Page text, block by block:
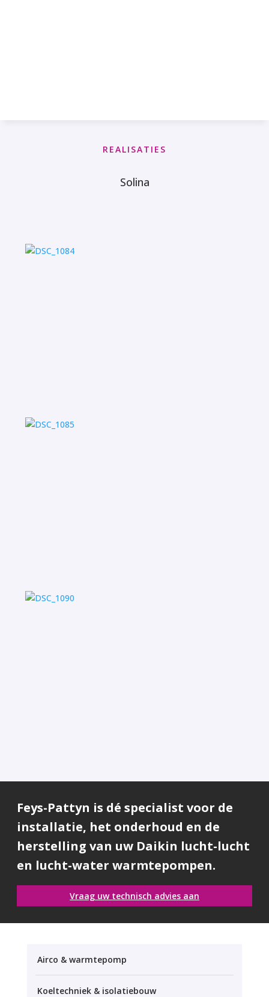
REALISATIES
Solina
Feys-Pattyn is dé specialist voor de
installatie, het onderhoud en de
herstelling van uw Daikin lucht-lucht
en lucht-water warmtepompen.
Vraag uw technisch advies aan
Airco & warmtepomp
Koeltechniek & isolatiebouw